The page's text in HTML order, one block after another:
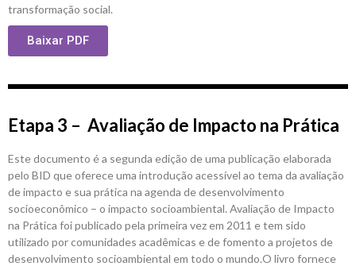
transformação social.
Baixar PDF
Etapa 3 – Avaliação de Impacto na Prática
Este documento é a segunda edição de uma publicação elaborada
pelo BID que oferece uma introdução acessível ao tema da avaliação
de impacto e sua prática na agenda de desenvolvimento
socioeconômico – o impacto socioambiental. Avaliação de Impacto
na Prática foi publicado pela primeira vez em 2011 e tem sido
utilizado por comunidades acadêmicas e de fomento a projetos de
desenvolvimento socioambiental em todo o mundo.O livro fornece